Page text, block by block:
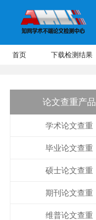
首页 下载检测结果
论文查重产品
学术论文查重
毕业论文查重
硕士论文查重
期刊论文查重
维普论文查重